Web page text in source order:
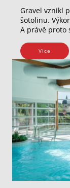
Gravel vznikl
šotolinu.
A právě proto
Vice